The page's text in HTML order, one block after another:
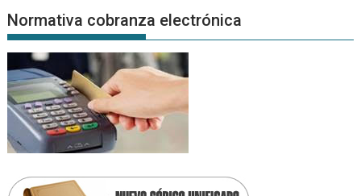
Normativa cobranza electrónica